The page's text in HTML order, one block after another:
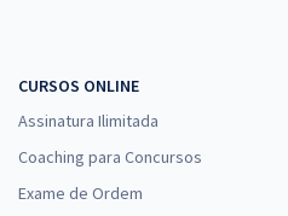
CURSOS ONLINE
Assinatura Ilimitada
Coaching para Concursos
Exame de Ordem